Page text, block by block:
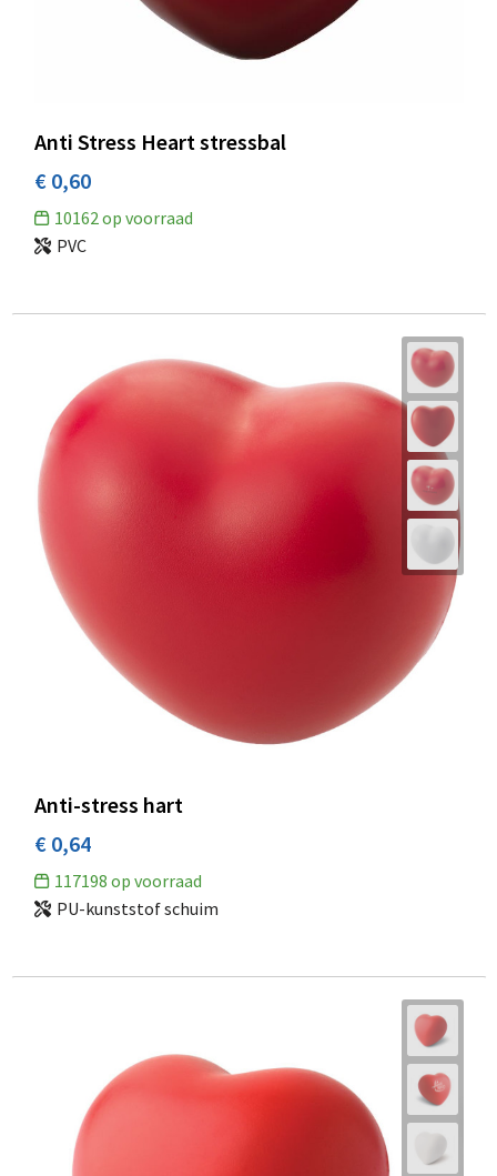
Anti Stress Heart stressbal
€ 0,60
10162 op voorraad
PVC
Anti-stress hart
€ 0,64
117198 op voorraad
PU-kunststof schuim